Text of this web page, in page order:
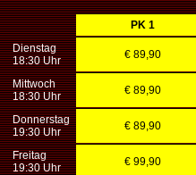
PK 1
Dienstag
18:30 Uhr
€ 89,90
Mittwoch
18:30 Uhr
€ 89,90
Donnerstag
19:30 Uhr
€ 89,90
Freitag
19:30 Uhr
€ 99,90